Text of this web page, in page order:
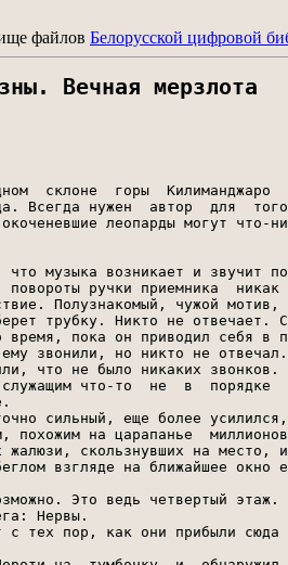
файлов Белорусской цифровой
Вечная мерзлота